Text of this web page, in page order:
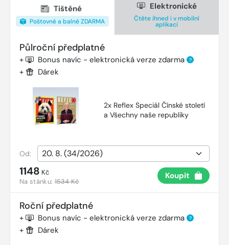
Tištěné
Poštovné a balné ZDARMA
Elektronické
Čtěte ihned i v mobilní
aplikaci
Půlroční předplatné
+ Bonus navíc - elektronická verze zdarma ?
+ Dárek
2x Reflex Speciál Čínské století
a Všechny naše republiky
Od:
1148 Kč
Na stánku:1534 Kč
Koupit
Roční předplatné
+ Bonus navíc - elektronická verze zdarma ?
+ Dárek